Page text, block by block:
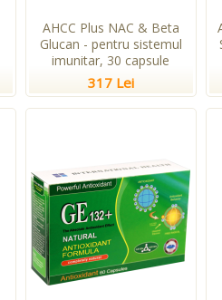
AHCC Plus NAC & Beta
Glucan - pentru sistemul
imunitar, 30 capsule
317 Lei